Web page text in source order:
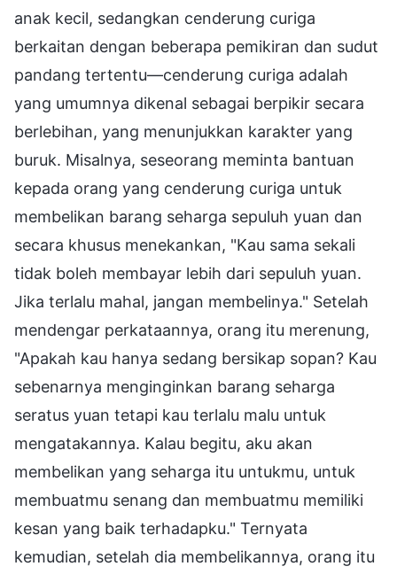
anak kecil, sedangkan cenderung curiga
berkaitan dengan beberapa pemikiran dan sudut
pandang tertentu—cenderung curiga adalah
yang umumnya dikenal sebagai berpikir secara
berlebihan, yang menunjukkan karakter yang
buruk. Misalnya, seseorang meminta bantuan
kepada orang yang cenderung curiga untuk
membelikan barang seharga sepuluh yuan dan
secara khusus menekankan, "Kau sama sekali
tidak boleh membayar lebih dari sepuluh yuan.
Jika terlalu mahal, jangan membelinya." Setelah
mendengar perkataannya, orang itu merenung,
"Apakah kau hanya sedang bersikap sopan? Kau
sebenarnya menginginkan barang seharga
seratus yuan tetapi kau terlalu malu untuk
mengatakannya. Kalau begitu, aku akan
membelikan yang seharga itu untukmu, untuk
membuatmu senang dan membuatmu memiliki
kesan yang baik terhadapku." Ternyata
kemudian, setelah dia membelikannya, orang itu